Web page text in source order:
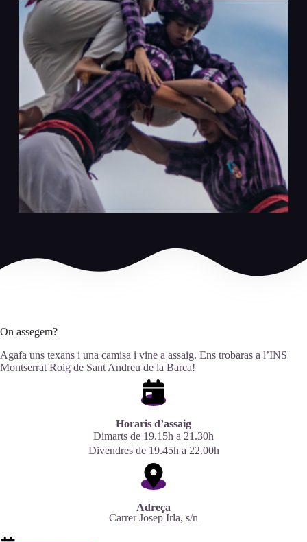
On assegem?
Agafa uns texans i una camisa i vine a assaig. Ens trobaras a l’INS
Montserrat Roig de Sant Andreu de la Barca!
Horaris d’assaig
Dimarts de 19.15h a 21.30h
Divendres de 19.45h a 22.00h
Adreça
Carrer Josep Irla, s/n